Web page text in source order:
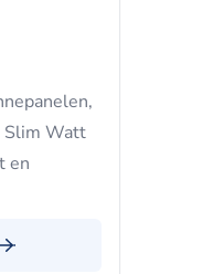
Slim Watt
en